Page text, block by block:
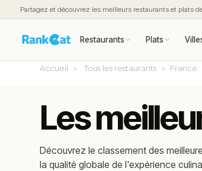
Partagez et découvrez les meilleurs restaurants et plats
Restaurants Plats
Accueil Tous les restaurants France
Les
Découvrez le classement des
la qualité globale de l'expérience